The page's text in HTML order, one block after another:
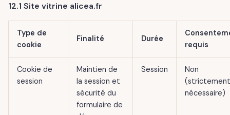
12.1 Site vitrine alicea.fr
Type de
cookie
Finalité Durée
requis
Cookie de
session
Maintien de
la session et
sécurité du
formulaire de
Session
Non
(strictement
nécessaire)